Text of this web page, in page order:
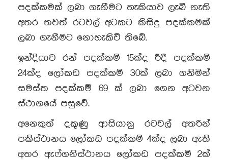
පදක්කමක් ලබා ගැනීමට හැකියාව ලැබී නැති
අතර තවත් රටවල් අටකට කිසිදු පදක්කමක්
ලබා ගැනීමට නොහැකිවී තිබේ.
ඉන්දියාව රන් පදක්කම් 15ක්ද රීදී පදක්කම්
24ක්ද ලෝකඩ පදක්කම් 30ක් ලබා ගනිමින්
සමස්ත පදක්කම් 69 ක් ලබා ගෙන අටවන
ස්ථානයේ පසුවේ.
අනෙකුත් දකූණු ආසියානු රටවල් අතරින්
පකිස්ථානය ලෝකඩ පදක්කම් 4ක්ද ලබා ඇති
අතර ඇෆ්ගනිස්ථානය ලෝකඩ පදක්කම් 2ක්